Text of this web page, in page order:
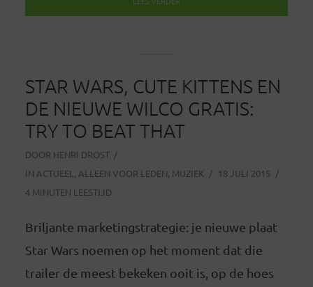
STAR WARS, CUTE KITTENS EN
DE NIEUWE WILCO GRATIS:
TRY TO BEAT THAT
DOOR HENRI DROST
IN ACTUEEL , ALLEEN VOOR LEDEN, MUZIEK
18 JULI 2015
4 MINUTEN LEESTIJD
Briljante marketingstrategie: je nieuwe plaat
Star Wars noemen op het moment dat die
trailer de meest bekeken ooit is, op de hoes